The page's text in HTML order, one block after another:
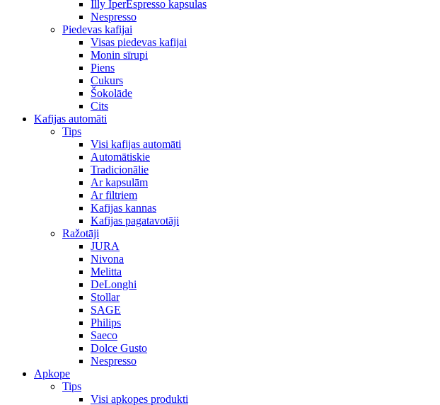
Illy IperEspresso kapsulas
Nespresso
Piedevas kafijai
Visas piedevas kafijai
Monin sīrupi
Piens
Cukurs
Šokolāde
Cits
Kafijas automāti
Tips
Visi kafijas automāti
Automātiskie
Tradicionālie
Ar kapsulām
Ar filtriem
Kafijas kannas
Kafijas pagatavotāji
Ražotāji
JURA
Nivona
Melitta
DeLonghi
Stollar
SAGE
Philips
Saeco
Dolce Gusto
Nespresso
Apkope
Tips
Visi apkopes produkti